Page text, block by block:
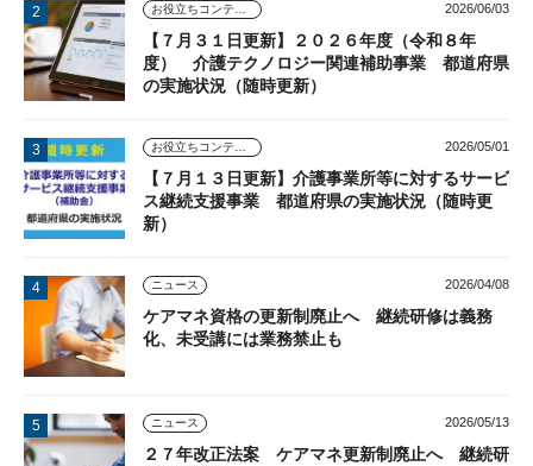
2026/06/03
【７月３１日更新】２０２６年度（令和８年
度） 介護テクノロジー関連補助事業 都道府県
の実施状況（随時更新）
2026/05/01
【７月１３日更新】介護事業所等に対するサービ
ス継続支援事業 都道府県の実施状況（随時更
新）
ニュース 2026/04/08
ケアマネ資格の更新制廃止へ 継続研修は義務
化、未受講には業務禁止も
ニュース 2026/05/13
２７年改正法案 ケアマネ更新制廃止へ 継続研